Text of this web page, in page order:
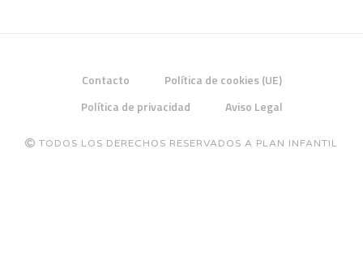
Contacto
Política de cookies (UE)
Política de privacidad
Aviso Legal
TODOS LOS DERECHOS RESERVADOS A PLAN INFANTIL